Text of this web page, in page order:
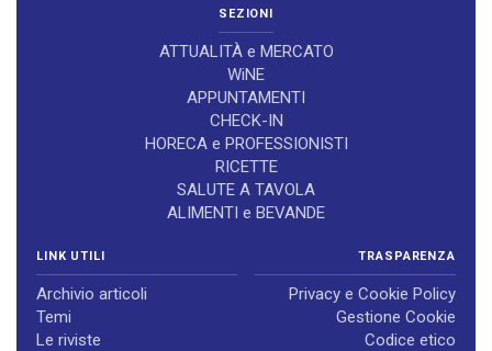
SEZIONI
ATTUALITÀ e MERCATO
WiNE
APPUNTAMENTI
CHECK-IN
HORECA e PROFESSIONISTI
RICETTE
SALUTE A TAVOLA
ALIMENTI e BEVANDE
LINK UTILI
Archivio articoli
Temi
Le riviste
TRASPARENZA
Privacy e Cookie Policy
Gestione Cookie
Codice etico